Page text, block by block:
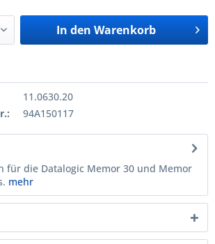
In den Warenkorb
11.0630.20
94A150117
für die Datalogic Memor 30 und Memor
mehr